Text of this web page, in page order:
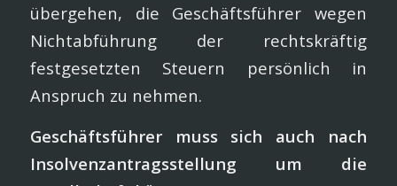
übergehen, die Geschäftsführer wegen
Nichtabführung der rechtskräftig
festgesetzten Steuern persönlich in
Anspruch zu nehmen.
Geschäftsführer muss sich auch nach
Insolvenzantragsstellung um die